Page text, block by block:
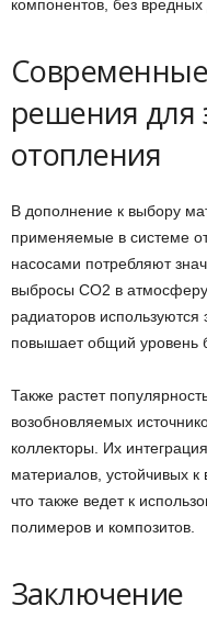
компонентов, без вредных
решения для
отопления
В дополнение к выбору
применяемые в системе
насосами потребляют
выбросы CO2 в
радиаторов
повышает общий уровень
Также растет
возобновляемых
коллекторы. Их
материалов, устойчивых
что также ведет к
полимеров и композитов.
Заключение